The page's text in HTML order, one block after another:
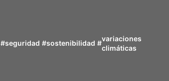
#seguridad #sostenibilidad #
variaciones
climáticas